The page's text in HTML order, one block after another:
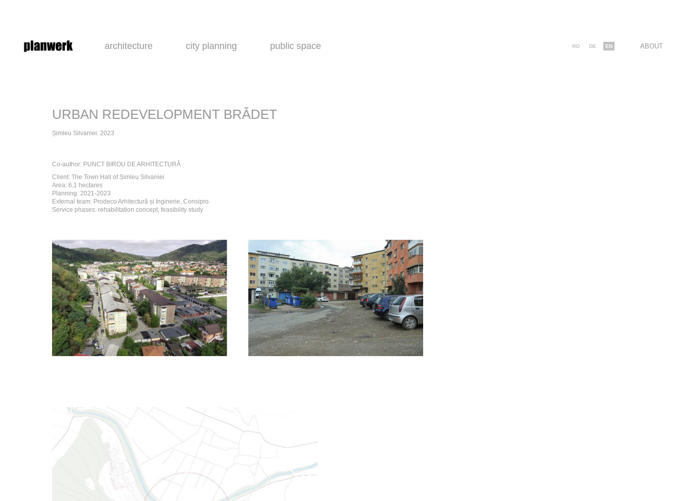
architecture city planning public space RO DE EN ABOUT
URBAN REDEVELOPMENT BRĂDET
Șimleu Silvaniei. 2023
Co-author: PUNCT BIROU DE ARHITECTURĂ
Client: The Town Hall of Șimleu Silvaniei
Area: 6,1 hectares
Planning: 2021-2023
External team: Prodeco Arhitectură și Inginerie, Consipro
Service phases: rehabilitation concept, feasibility study